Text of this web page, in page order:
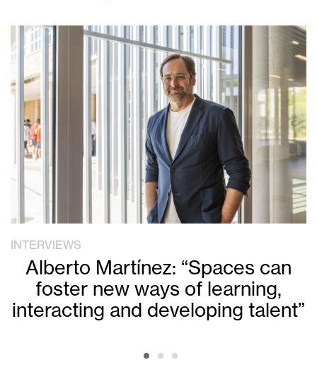
INTERVIEWS
Alberto Martínez: “Spaces can
foster new ways of learning,
interacting and developing talent”